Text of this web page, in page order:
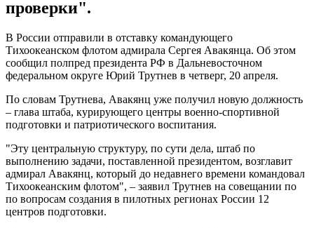
проверки".
В России отправили в отставку командующего
Тихоокеанском флотом адмирала Сергея Авакянца. Об этом
сообщил полпред президента РФ в Дальневосточном
федеральном округе Юрий Трутнев в четверг, 20 апреля.
По словам Трутнева, Авакянц уже получил новую должность
– глава штаба, курирующего центры военно-спортивной
подготовки и патриотического воспитания.
"Эту центральную структуру, по сути дела, штаб по
выполнению задачи, поставленной президентом, возглавит
адмирал Авакянц, который до недавнего времени командовал
Тихоокеанским флотом", – заявил Трутнев на совещании по
по вопросам создания в пилотных регионах России 12
центров подготовки.